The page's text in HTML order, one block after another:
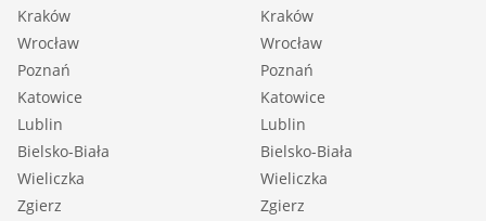
Kraków
Wrocław
Poznań
Katowice
Lublin
Bielsko-Biała
Wieliczka
Zgierz
Kraków
Wrocław
Poznań
Katowice
Lublin
Bielsko-Biała
Wieliczka
Zgierz